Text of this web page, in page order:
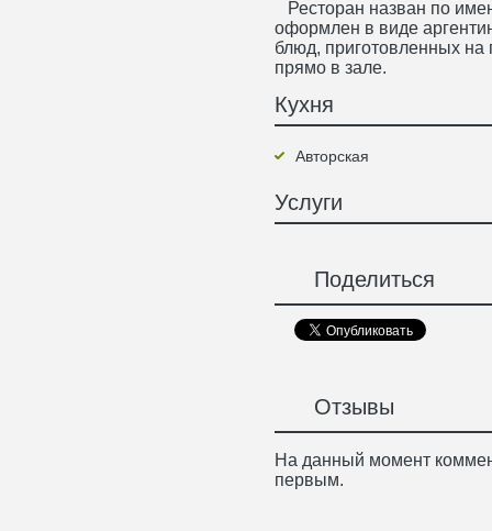
Ресторан назван по
оформлен в виде
блюд, приготовленных на
прямо в зале.
Кухня
Авторская
Услуги
Поделиться
Отзывы
На данный момент
первым.